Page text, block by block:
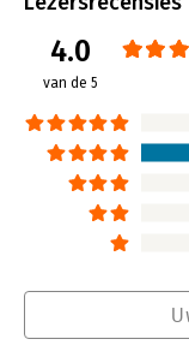
Uitgever:
Verschijningsdatum:
Hoofdrubriek:
4.0
van de 5